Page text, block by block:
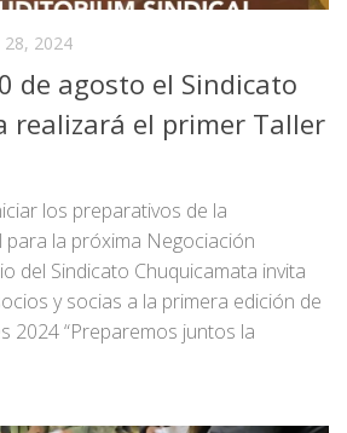
28, 2024
de agosto el Sindicato
realizará el primer Taller
los preparativos de la
para la próxima Negociación
del Sindicato Chuquicamata invita
y socias a la primera edición de
2024 “Preparemos juntos la